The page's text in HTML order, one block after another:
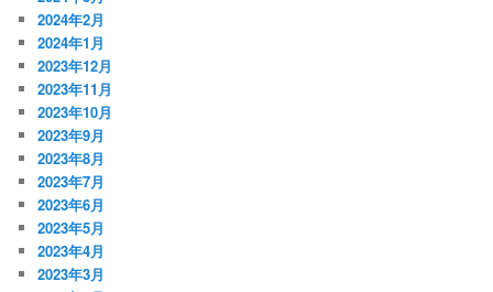
2024年2月
2024年1月
2023年12月
2023年11月
2023年10月
2023年9月
2023年8月
2023年7月
2023年6月
2023年5月
2023年4月
2023年3月